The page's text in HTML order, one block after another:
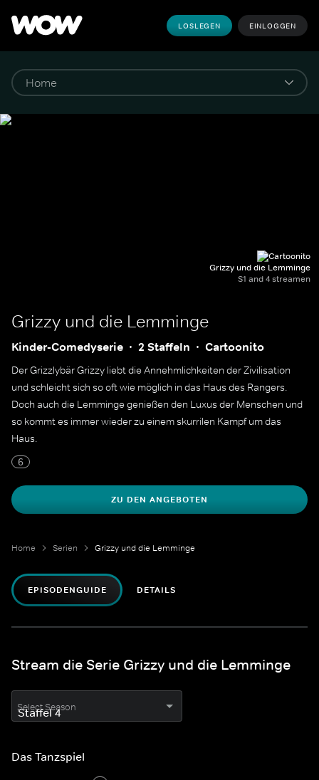
LOSLEGEN EINLOGGEN
Grizzy und die Lemminge
S1 and 4 streamen
Grizzy und die Lemminge
Kinder-Comedyserie 2 Staffeln Cartoonito
Der Grizzlybär Grizzy liebt die Annehmlichkeiten der Zivilisation
und schleicht sich so oft wie möglich in das Haus des Rangers.
Doch auch die Lemminge genießen den Luxus der Menschen und
so kommt es immer wieder zu einem skurrilen Kampf um das
Haus.
6
ZU DEN ANGEBOTEN
Home Serien Grizzy und die Lemminge
EPISODENGUIDE DETAILS
Stream die Serie Grizzy und die Lemminge
Select Season
Das Tanzspiel